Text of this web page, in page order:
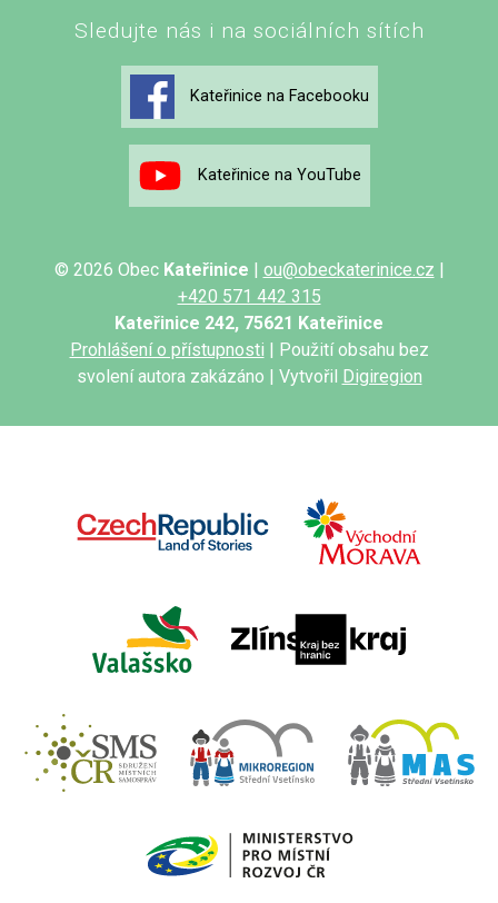
Sledujte nás i na sociálních sítích
Kateřinice na Facebooku
Kateřinice na YouTube
© 2026 Obec Kateřinice ou@obeckaterinice.cz
+420 571 442 315
Kateřinice 242, 75621 Kateřinice
Prohlášení o přístupnosti | Použití obsahu bez
svolení autora zakázáno | Vytvořil
Digiregion